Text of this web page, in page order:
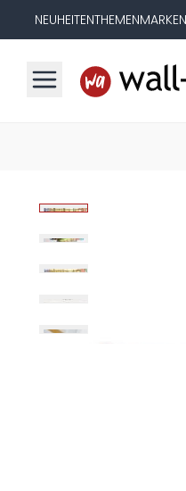
NEUHEITENTHEMENMARKEN